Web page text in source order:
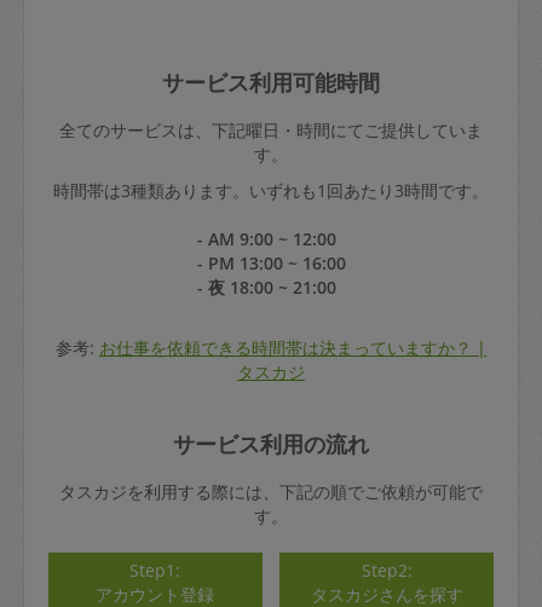
サービス利用可能時間
全てのサービスは、下記曜日・時間にてご提供していま
す。
時間帯は3種類あります。いずれも1回あたり3時間です。
- AM 9:00 ~ 12:00
- PM 13:00 ~ 16:00
- 夜 18:00 ~ 21:00
参考: お仕事を依頼できる時間帯は決まっていますか？ |
タスカジ
サービス利用の流れ
タスカジを利用する際には、下記の順でご依頼が可能で
す。
Step1:
アカウント登録
Step2:
タスカジさんを探す